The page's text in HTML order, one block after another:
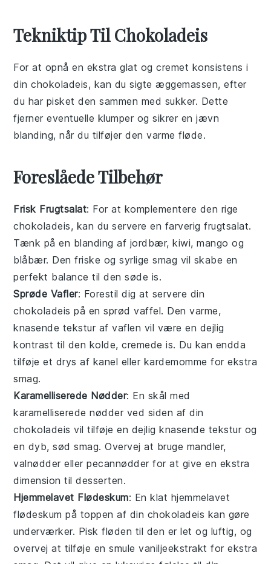
Tekniktip Til Chokoladeis
For at opnå en ekstra glat og cremet konsistens i
dinchokoladeis, kan du sigte æggemassen, efter
du har pisket den sammen med sukker. Dette
fjerner eventuelle klumper og sikrer en jævn
blanding, når du tilføjer den varmefløde.
Foreslåede Tilbehør
Frisk Frugtsalat: For at komplementere den rige
chokoladeis, kan du servere en farverigfrugtsalat.
Tænk på en blanding af jordbær,kiwi,mango og
blåbær. Den friske og syrlige smag vil skabe en
perfekt balance til den søde is.
Sprøde Vafler: Forestil dig at servere din
chokoladeis på en sprødvaffel. Den varme,
knasende tekstur af vaflen vil være en dejlig
kontrast til den kolde, cremede is. Du kan endda
tilføje et drys af kanel eller kardemomme for ekstra
smag.
Karamelliserede Nødder: En skål med
karamelliserede nødder ved siden af din
chokoladeis vil tilføje en dejlig knasende tekstur og
en dyb, sød smag. Overvej at bruge mandler,
valnødder ellerpecannødder for at give en ekstra
dimension til desserten.
Hjemmelavet Flødeskum: En klat hjemmelavet
flødeskum på toppen af din chokoladeis kan gøre
underværker. Pisk fløden til den er let og luftig, og
overvej at tilføje en smulevaniljeekstrakt for ekstra